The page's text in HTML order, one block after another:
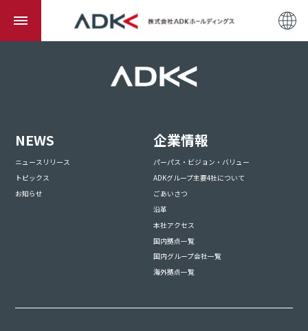
NEWS
ニュースリリース
トピックス
お知らせ
企業情報
パーパス・ビジョン・バリュー
ADKグループ主要4社について
ごあいさつ
沿革
本社アクセス
国内拠点一覧
国内グループ会社一覧
海外拠点一覧